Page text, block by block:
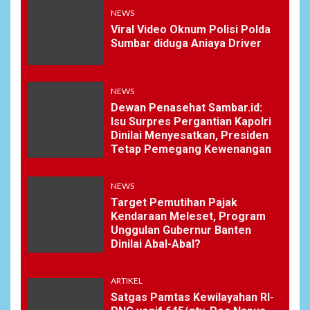
NEWS
Bantu Atasi Kesulitan Warga
Perbatasan, Pos Kotis
di Desa Pesayah
NEWS
Siaga Karhutla, APAR hingga
Hadapi Musim Kemarau,
Kapolres Kudus: Jangan
Bakar Lahan dengan Alasan
Apa Pun
Ucapan Diduga
Merendahkan Wartawan
Dinilai Cederai Martabat
NEWS
Viral Video Oknum Polisi Polda
Sumbar diduga Aniaya Driver
NEWS
Dewan Penasehat Sambar.id:
Isu Surpres Pergantian Kapolri
Dinilai Menyesatkan, Presiden
Tetap Pemegang Kewenangan
NEWS
Target Pemutihan Pajak
Kendaraan Meleset, Program
Unggulan Gubernur Banten
Dinilai Abal-Abal?
ARTIKEL
Satgas Pamtas Kewilayahan RI-